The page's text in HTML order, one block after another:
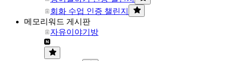
회화 수업 인증 챌린지
메모리워드 게시판
자유이야기방